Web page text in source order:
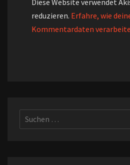
Diese Website verwendet
reduzieren. Erfahre, wie
Kommentardaten
Suchen
nach: